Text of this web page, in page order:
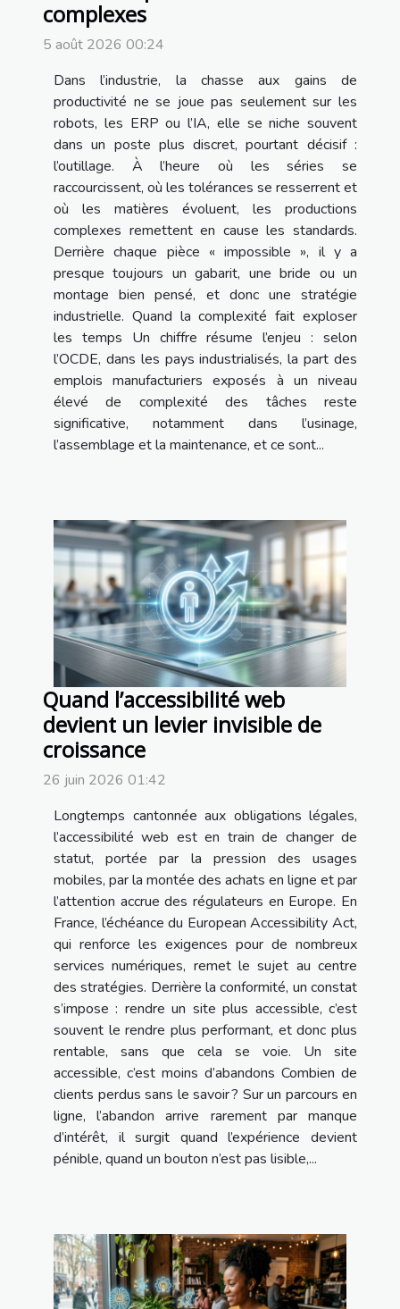
complexes
5 août 2026 00:24
Dans l’industrie, la chasse aux gains de
productivité ne se joue pas seulement sur les
robots, les ERP ou l’IA, elle se niche souvent
dans un poste plus discret, pourtant décisif :
l’outillage. À l’heure où les séries se
raccourcissent, où les tolérances se resserrent et
où les matières évoluent, les productions
complexes remettent en cause les standards.
Derrière chaque pièce « impossible », il y a
presque toujours un gabarit, une bride ou un
montage bien pensé, et donc une stratégie
industrielle. Quand la complexité fait exploser
les temps Un chiffre résume l’enjeu : selon
l’OCDE, dans les pays industrialisés, la part des
emplois manufacturiers exposés à un niveau
élevé de complexité des tâches reste
significative, notamment dans l’usinage,
l’assemblage et la maintenance, et ce sont...
Quand l’accessibilité web
devient un levier invisible de
croissance
26 juin 2026 01:42
Longtemps cantonnée aux obligations légales,
l’accessibilité web est en train de changer de
statut, portée par la pression des usages
mobiles, par la montée des achats en ligne et par
l’attention accrue des régulateurs en Europe. En
France, l’échéance du European Accessibility Act,
qui renforce les exigences pour de nombreux
services numériques, remet le sujet au centre
des stratégies. Derrière la conformité, un constat
s’impose : rendre un site plus accessible, c’est
souvent le rendre plus performant, et donc plus
rentable, sans que cela se voie. Un site
accessible, c’est moins d’abandons Combien de
clients perdus sans le savoir ? Sur un parcours en
ligne, l’abandon arrive rarement par manque
d’intérêt, il surgit quand l’expérience devient
pénible, quand un bouton n’est pas lisible,...